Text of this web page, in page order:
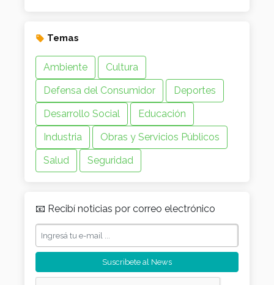
Temas
Ambiente
Cultura
Defensa del Consumidor
Deportes
Desarrollo Social
Educación
Industria
Obras y Servicios Públicos
Salud
Seguridad
📧 Recibí noticias por correo electrónico